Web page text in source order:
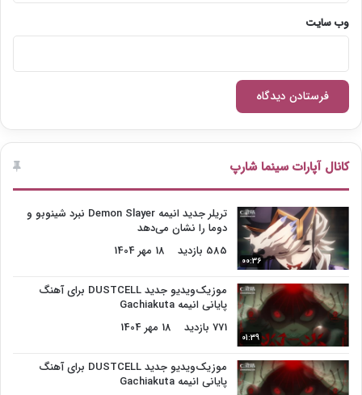
وب‌ سایت
کانال آپارات سینما شارپ
00:36
تریلر جدید انیمه Demon Slayer نبرد شینوبو و
دوما را نشان می‌دهد
585 بازدید
18 مهر 1404
01:39
موزیک‌ویدیو جدید DUSTCELL برای آهنگ
پایانی انیمه Gachiakuta
771 بازدید
18 مهر 1404
موزیک‌ویدیو جدید DUSTCELL برای آهنگ
پایانی انیمه Gachiakuta